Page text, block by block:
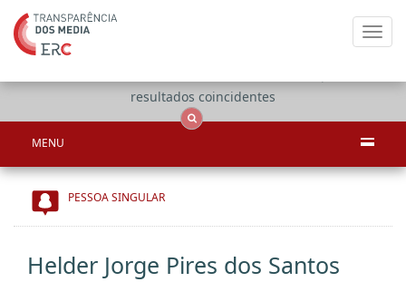
resultados coincidentes
MENU
PESSOA SINGULAR
Helder Jorge Pires dos Santos